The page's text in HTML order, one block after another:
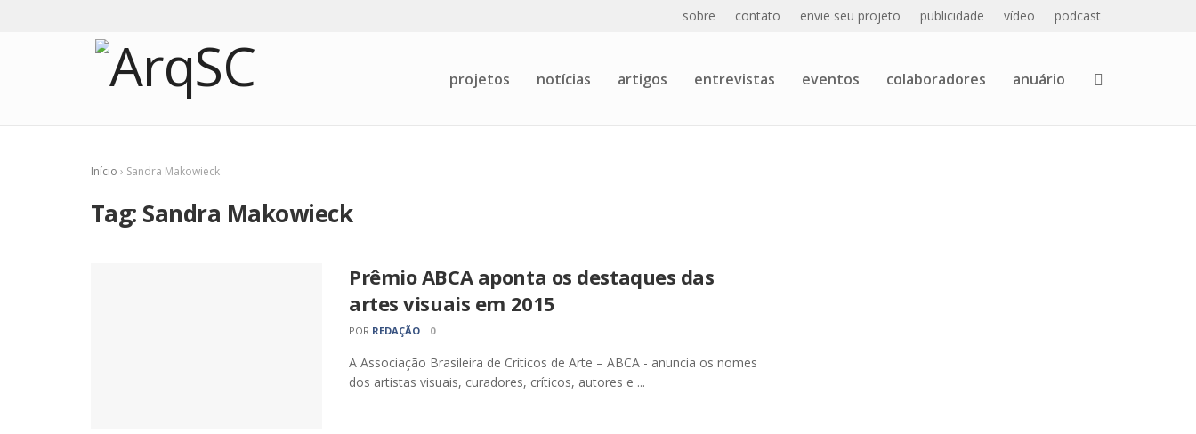
sobre contato envie seu projeto publicidade vídeo podcast
projetos notícias artigos entrevistas eventos colaboradores anuário
Início › Sandra Makowieck
Tag: Sandra Makowieck
Prêmio ABCA aponta os destaques das
artes visuais em 2015
POR REDAÇÃO 0
A Associação Brasileira de Críticos de Arte – ABCA - anuncia os nomes
dos artistas visuais, curadores, críticos, autores e ...